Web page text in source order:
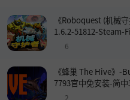
《Roboquest (机械
1.6.2-51812-Steam-
机版官中简体
6
《蜂巢 The Hive》-
7793官中免安装-简中
2